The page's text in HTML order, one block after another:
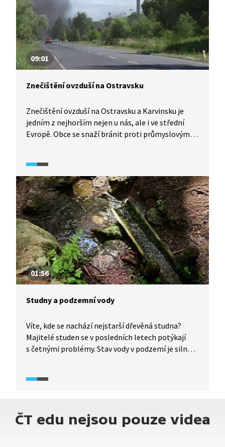
09:01
Znečištění ovzduší na Ostravsku
Znečištění ovzduší na Ostravsku a Karvinsku je
jedním z nejhorším nejen u nás, ale i ve střední
Evropě. Obce se snaží bránit proti průmyslovým
01:56
Studny a podzemní vody
Víte, kde se nachází nejstarší dřevěná studna?
Majitelé studen se v posledních letech potýkají
s četnými problémy. Stav vody v podzemí je silně
s nevyhovujícími mikrobiologickými ukazateli,
ČT edu nejsou pouze videa